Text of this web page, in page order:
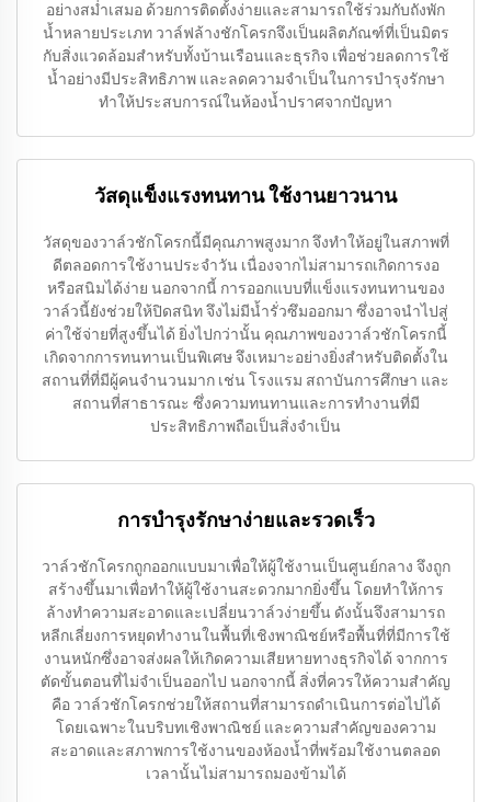
อย่างสม่ำเสมอ ด้วยการติดตั้งง่ายและสามารถใช้ร่วมกับถังพัก
น้ำหลายประเภท วาล์ฟล้างชักโครกจึงเป็นผลิตภัณฑ์ที่เป็นมิตร
กับสิ่งแวดล้อมสำหรับทั้งบ้านเรือนและธุรกิจ เพื่อช่วยลดการใช้
น้ำอย่างมีประสิทธิภาพ และลดความจำเป็นในการบำรุงรักษา
ทำให้ประสบการณ์ในห้องน้ำปราศจากปัญหา
วัสดุแข็งแรงทนทาน ใช้งานยาวนาน
วัสดุของวาล์วชักโครกนี้มีคุณภาพสูงมาก จึงทำให้อยู่ในสภาพที่
ดีตลอดการใช้งานประจำวัน เนื่องจากไม่สามารถเกิดการงอ
หรือสนิมได้ง่าย นอกจากนี้ การออกแบบที่แข็งแรงทนทานของ
วาล์วนี้ยังช่วยให้ปิดสนิท จึงไม่มีน้ำรั่วซึมออกมา ซึ่งอาจนำไปสู่
ค่าใช้จ่ายที่สูงขึ้นได้ ยิ่งไปกว่านั้น คุณภาพของวาล์วชักโครกนี้
เกิดจากการทนทานเป็นพิเศษ จึงเหมาะอย่างยิ่งสำหรับติดตั้งใน
สถานที่ที่มีผู้คนจำนวนมาก เช่น โรงแรม สถาบันการศึกษา และ
สถานที่สาธารณะ ซึ่งความทนทานและการทำงานที่มี
ประสิทธิภาพถือเป็นสิ่งจำเป็น
การบำรุงรักษาง่ายและรวดเร็ว
วาล์วชักโครกถูกออกแบบมาเพื่อให้ผู้ใช้งานเป็นศูนย์กลาง จึงถูก
สร้างขึ้นมาเพื่อทำให้ผู้ใช้งานสะดวกมากยิ่งขึ้น โดยทำให้การ
ล้างทำความสะอาดและเปลี่ยนวาล์วง่ายขึ้น ดังนั้นจึงสามารถ
หลีกเลี่ยงการหยุดทำงานในพื้นที่เชิงพาณิชย์หรือพื้นที่ที่มีการใช้
งานหนักซึ่งอาจส่งผลให้เกิดความเสียหายทางธุรกิจได้ จากการ
ตัดขั้นตอนที่ไม่จำเป็นออกไป นอกจากนี้ สิ่งที่ควรให้ความสำคัญ
คือ วาล์วชักโครกช่วยให้สถานที่สามารถดำเนินการต่อไปได้
โดยเฉพาะในบริบทเชิงพาณิชย์ และความสำคัญของความ
สะอาดและสภาพการใช้งานของห้องน้ำที่พร้อมใช้งานตลอด
เวลานั้นไม่สามารถมองข้ามได้